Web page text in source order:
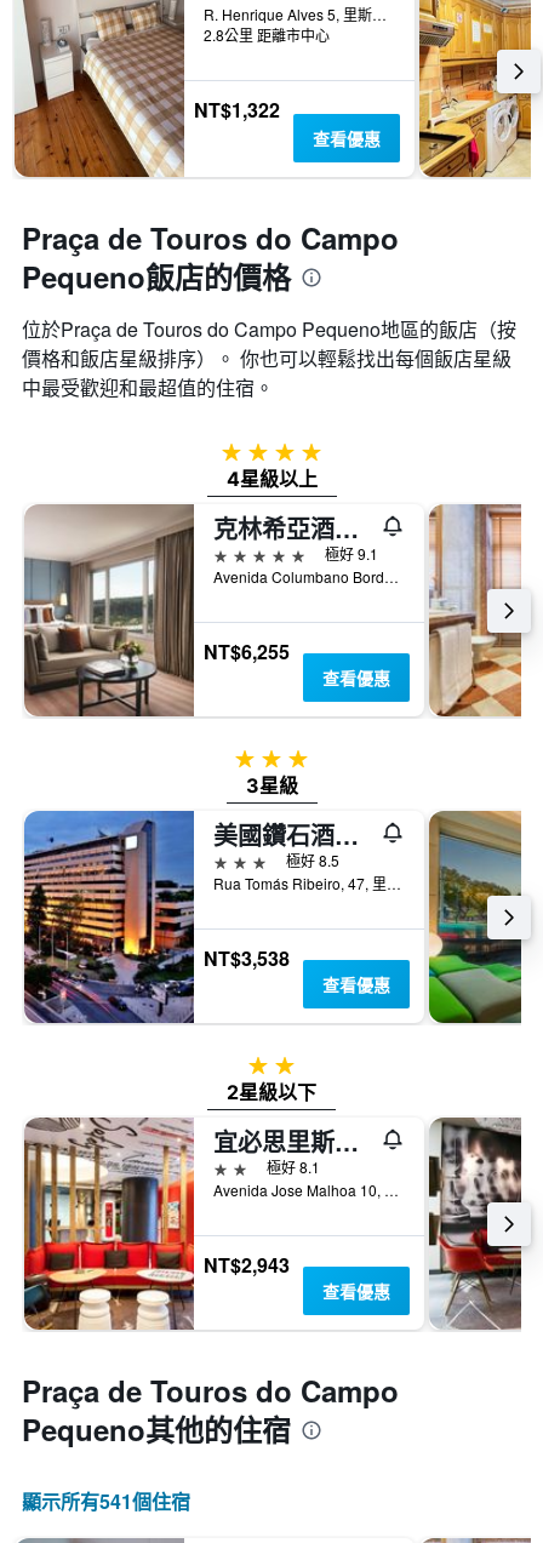
R. Henrique Alves 5, 里斯本, 里斯本區, 葡萄牙
2.8公里 距離市中心
NT$1,322
查看優惠
Praça de Touros do Campo
Pequeno飯店的價格
位於Praça de Touros do Campo Pequeno​地區的飯店（按
價格和飯店星級排序）。 你也可以輕鬆找出每個飯店星級
中最受歡迎和最超值的住宿。
4星級
4星級以上
克林希亞酒店 - 里斯本
5星級
極好 9.1
Avenida Columbano Bordalo Pinheiro, 105, 里斯本, 里斯本區, 葡萄牙
NT$6,255
查看優惠
3星級
3星級
美國鑽石酒店 - 里斯本
3星級
極好 8.5
Rua Tomás Ribeiro, 47, 里斯本, 里斯本區, 葡萄牙
NT$3,538
查看優惠
2星級
2星級以下
宜必思里斯本荷西瑪爾禾酒店
2星級
極好 8.1
Avenida Jose Malhoa 10, 里斯本, 里斯本區, 葡萄牙
NT$2,943
查看優惠
Praça de Touros do Campo
Pequeno​其他的住宿
顯示所有541​個住宿